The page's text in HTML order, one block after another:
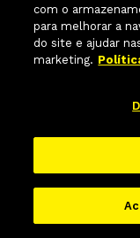
licenças aqui
transferidos ou
transferidos pela
com o
para melhorar a
do site e ajudar
marketing.